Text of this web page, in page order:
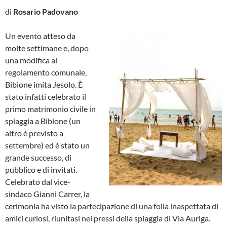
di Rosario Padovano
Un evento atteso da
molte settimane e, dopo
una modifica al
regolamento comunale,
Bibione imita Jesolo. È
stato infatti celebrato il
primo matrimonio civile in
spiaggia a Bibione (un
altro è previsto a
settembre) ed è stato un
grande successo, di
pubblico e di invitati.
Celebrato dal vice-
sindaco Gianni Carrer, la
cerimonia ha visto la partecipazione di una folla inaspettata di
amici curiosi, riunitasi nei pressi della spiaggia di Via Auriga.